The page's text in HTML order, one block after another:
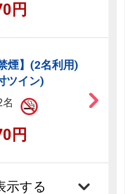
円
煙】(2名利用)
ツイン)
名
円
示する